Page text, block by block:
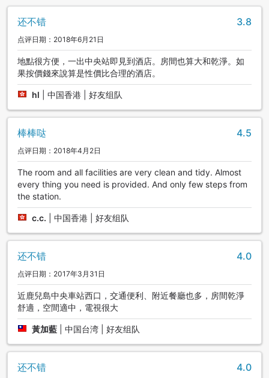
还不错 3.8
点评日期：2018年6月21日
地點很方便，一出中央站即見到酒店。房間也算大和乾淨。如
果按價錢來說算是性價比合理的酒店。
hl 中国香港 | 好友组队
棒棒哒 4.5
点评日期：2018年4月2日
The room and all facilities are very clean and tidy. Almost
every thing you need is provided. And only few steps from
the station.
c.c. 中国香港 | 好友组队
还不错 4.0
点评日期：2017年3月31日
近鹿兒島中央車站西口，交通便利、附近餐廳也多，房間乾淨
舒適，空間適中，電視很大
黃加藍 中国台湾 | 好友组队
还不错 4.0